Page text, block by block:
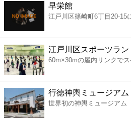
エンタメ
レジャー
書店
ファミレス
早栄館
江戸川区篠崎町6丁目20-15
江戸川区スポーツラン
60m×30mの屋内リンクで
行徳神輿ミュージアム
世界初の神輿ミュージアム